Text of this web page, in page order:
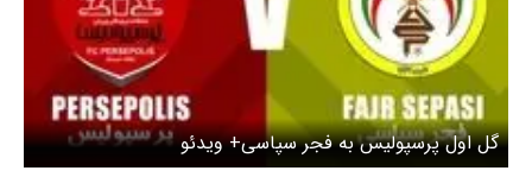
گل اول پرسپولیس به فجر سپاسی+ ویدئو